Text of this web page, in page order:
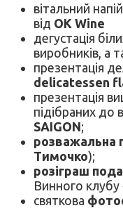
вітальний напій
від ОК Wine
дегустація
виробників, а
презентація
delicatessen
презентація
підібраних до
SAIGON;
розважальна
Тимочко);
розіграш
Винного клубу
святкова